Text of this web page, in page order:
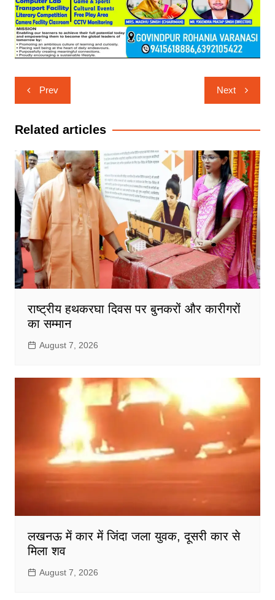
Post
navigation
Prev Next
Related articles
राष्ट्रीय हथकरघा दिवस पर बुनकरों और कारीगरों
का सम्मान
August 7, 2026
लखनऊ में कार में जिंदा जला युवक, दूसरी कार से
मिला शव
August 7, 2026